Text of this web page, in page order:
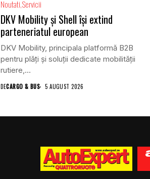
Noutati Servicii
DKV Mobility și Shell își extind
parteneriatul european
DKV Mobility, principala platformă B2B
pentru plăți și soluții dedicate mobilității
rutiere,...
DECARGO & BUS 5 AUGUST 2026